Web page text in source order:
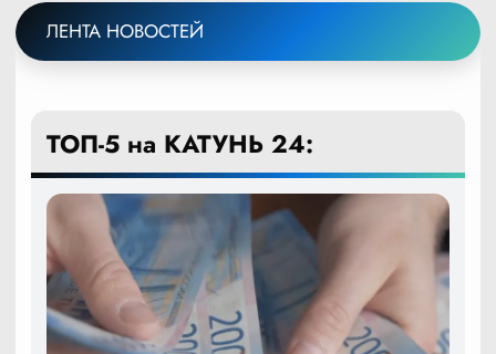
ЛЕНТА НОВОСТЕЙ
ТОП-5 на КАТУНЬ 24: